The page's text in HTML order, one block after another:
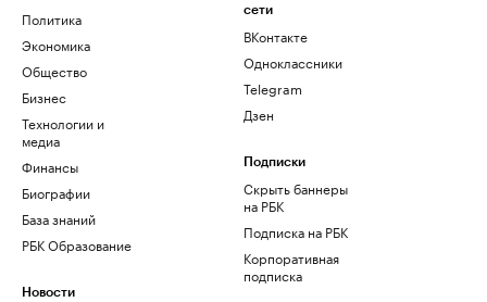
Политика
Экономика
Общество
Бизнес
Технологии и
медиа
Финансы
Биографии
База знаний
РБК Образование
Новости
сети
ВКонтакте
Одноклассники
Telegram
Дзен
Подписки
Скрыть баннеры
на РБК
Подписка на РБК
Корпоративная
подписка